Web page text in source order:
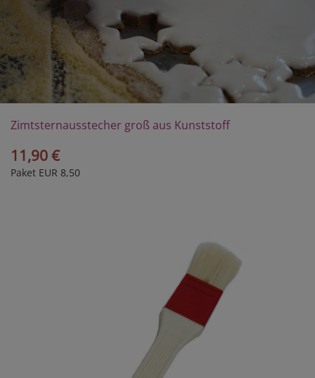
Zimtsternausstecher groß aus Kunststoff
11,90 €
Paket EUR 8,50